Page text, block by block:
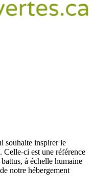
souhaite inspirer le
Celle-ci est une référence
à échelle humaine
notre hébergement